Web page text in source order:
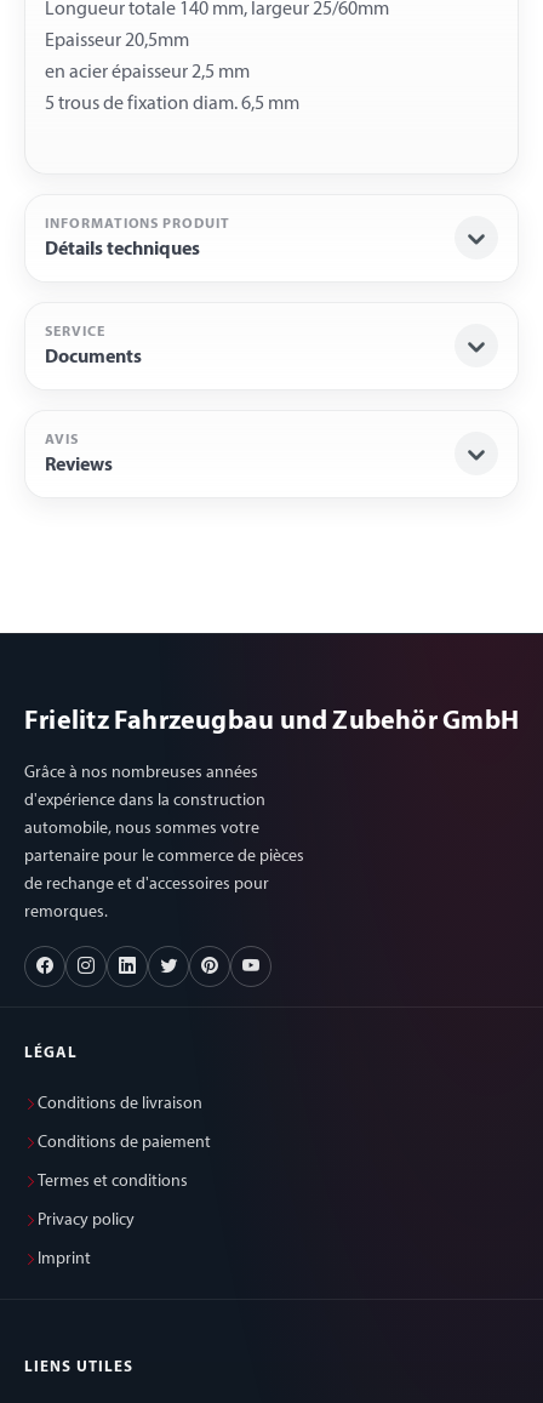
Longueur totale 140 mm, largeur 25/60mm
Epaisseur 20,5mm
en acier épaisseur 2,5 mm
INFORMATIONS PRODUIT
Détails techniques
SERVICE
Documents
AVIS
Reviews
Frielitz Fahrzeugbau und Zubehör GmbH
Grâce à nos nombreuses années
d'expérience dans la construction
automobile, nous sommes votre
partenaire pour le commerce de pièces
de rechange et d'accessoires pour
remorques.
LÉGAL
Conditions de livraison
Conditions de paiement
Termes et conditions
Privacy policy
Imprint
LIENS UTILES